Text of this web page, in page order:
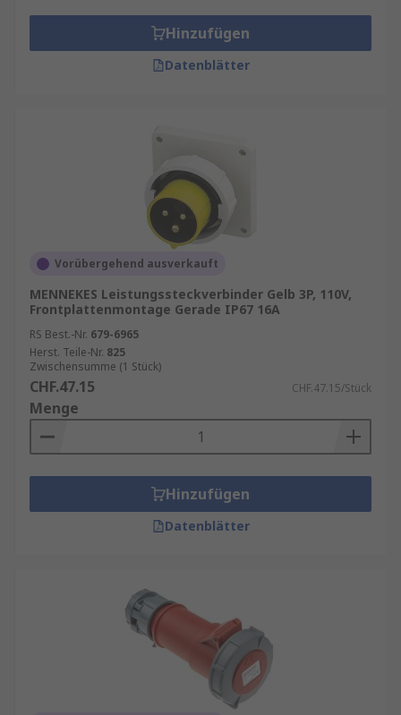
Hinzufügen
Datenblätter
Vorübergehend ausverkauft
MENNEKES Leistungssteckverbinder Gelb 3P, 110V,
Frontplattenmontage Gerade IP67 16A
RS Best.-Nr. 679-6965
Herst. Teile-Nr. 825
Zwischensumme (1 Stück)
CHF.47.15 CHF.47.15/Stück
Menge
Hinzufügen
Datenblätter